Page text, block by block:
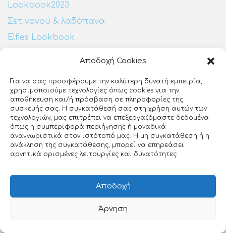
Αποδοχή Cookies
Για να σας προσφέρουμε την καλύτερη δυνατή εμπειρία,
χρησιμοποιούμε τεχνολογίες όπως cookies για την
αποθήκευση και/ή πρόσβαση σε πληροφορίες της
συσκευής σας. Η συγκατάθεσή σας στη χρήση αυτών των
τεχνολογιών, μας επιτρέπει να επεξεργαζόμαστε δεδομένα
όπως η συμπεριφορά περιήγησης ή μοναδικά
αναγνωριστικά στον ιστότοπό μας. Η μη συγκατάθεση ή η
ανάκληση της συγκατάθεσης, μπορεί να επηρεάσει
αρνητικά ορισμένες λειτουργίες και δυνατότητες.
Αποδοχή
Άρνηση
Lookbook2023
Σετ νονού & λαδόπανα
Elfies Lookbook
Ευζώνων 25
ΕΡΤ3
Θεσσαλονίκη, 54640
23140 27510
info@loveclip.gr